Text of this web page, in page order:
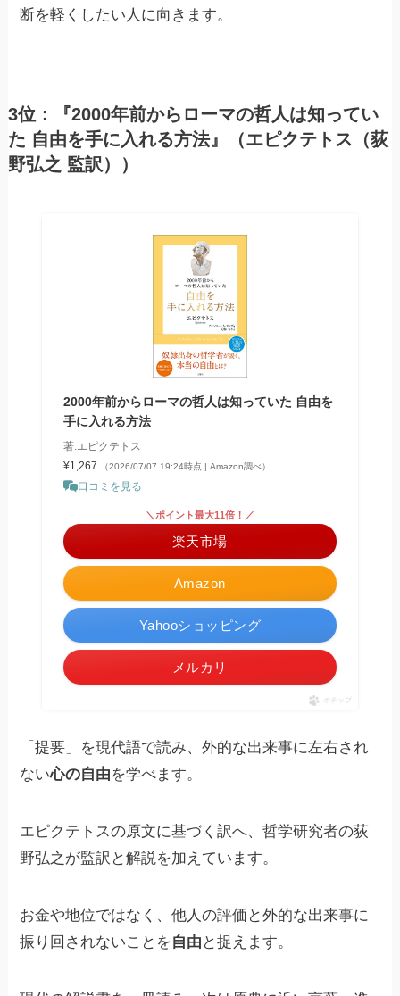
断を軽くしたい人に向きます。
3位：『2000年前からローマの哲人は知ってい
た 自由を手に入れる方法』（エピクテトス（荻
野弘之 監訳））
2000年前からローマの哲人は知っていた 自由を
手に入れる方法
著:エピクテトス
¥1,267
（2026/07/07 19:24時点 | Amazon調べ）
口コミを見る
Amazon
＼ポイント最大11倍！／
楽天市場
Yahooショッピング
メルカリ
ポチップ
「提要」を現代語で読み、外的な出来事に左右され
ない心の自由を学べます。
エピクテトスの原文に基づく訳へ、哲学研究者の荻
野弘之が監訳と解説を加えています。
お金や地位ではなく、他人の評価と外的な出来事に
振り回されないことを自由 と捉えます。